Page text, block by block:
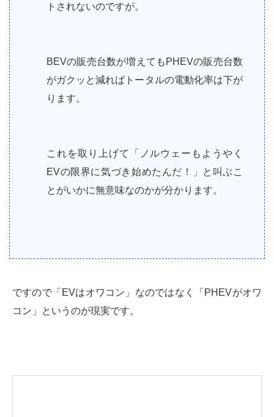
トされないのですが。
BEVの販売台数が増えてもPHEVの販売台数
がガクッと減ればトータルの電動化率は下が
ります。
これを取り上げて「ノルウェーもようやく
EVの限界に気づき始めたんだ！」と叫ぶこ
とがいかに無意味なのかが分かります。
ですので「EVはオワコン」なのではなく「PHEVがオワ
コン」というのが現実です。